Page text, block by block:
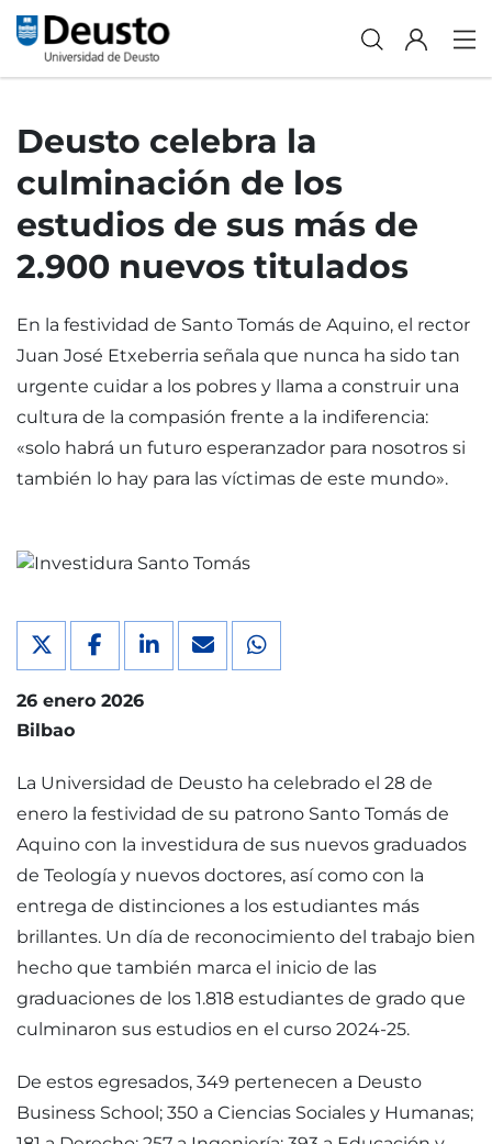
Deusto celebra la
culminación de los
estudios de sus más de
2.900 nuevos titulados
En la festividad de Santo Tomás de Aquino, el rector
Juan José Etxeberria señala que nunca ha sido tan
urgente cuidar a los pobres y llama a construir una
cultura de la compasión frente a la indiferencia:
«solo habrá un futuro esperanzador para nosotros si
también lo hay para las víctimas de este mundo».
26 enero 2026
Bilbao
La Universidad de Deusto ha celebrado el 28 de
enero la festividad de su patrono Santo Tomás de
Aquino con la investidura de sus nuevos graduados
de Teología y nuevos doctores, así como con la
entrega de distinciones a los estudiantes más
brillantes. Un día de reconocimiento del trabajo bien
hecho que también marca el inicio de las
graduaciones de los 1.818 estudiantes de grado que
culminaron sus estudios en el curso 2024-25.
De estos egresados, 349 pertenecen a Deusto
Business School; 350 a Ciencias Sociales y Humanas;